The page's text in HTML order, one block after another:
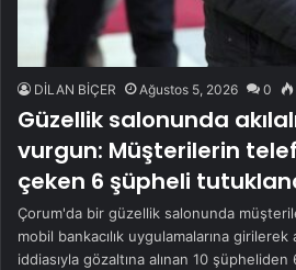
DİLAN BİÇER Ağustos 5, 2026 0
Güzellik salonunda
vurgun: Müşterilerin
çeken 6 şüpheli
Çorum'da bir güzellik salonunda
mobil bankacılık uygulamalarına
iddiasıyla gözaltına alınan 10 şüpheliden